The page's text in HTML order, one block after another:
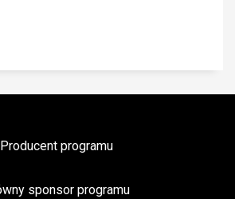
Producent programu
sponsor programu